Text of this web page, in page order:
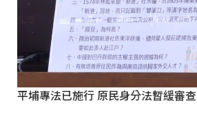
平埔專法已施行 原民身分法暫緩審查